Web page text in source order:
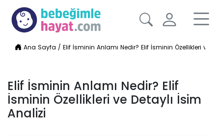
Ana Sayfa /Elif İsminin Anlamı Nedir? Elif İsminin Özellikleri ve
Elif İsminin Anlamı Nedir? Elif
İsminin Özellikleri ve Detaylı İsim
Analizi